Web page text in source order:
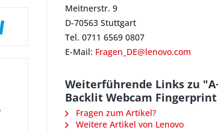
Meitnerstr. 9
D-70563 Stuttgart
Tel. 0711 6569 0807
E-Mail: Fragen_DE@lenovo.com
Weiterführende Links zu "A+
Backlit Webcam
Fragen zum Artikel?
Weitere Artikel von Lenovo